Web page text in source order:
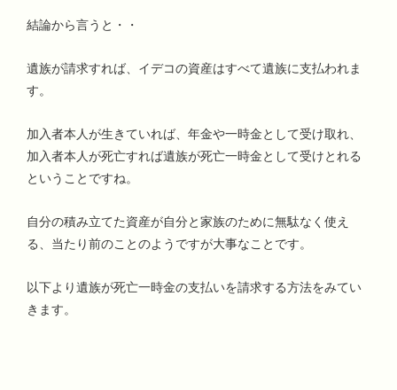
結論から言うと・・
遺族が請求すれば、イデコの資産はすべて遺族に支払われま
す。
加入者本人が生きていれば、年金や一時金として受け取れ、
加入者本人が死亡すれば遺族が死亡一時金として受けとれる
ということですね。
自分の積み立てた資産が自分と家族のために無駄なく使え
る、当たり前のことのようですが大事なことです。
以下より遺族が死亡一時金の支払いを請求する方法をみてい
きます。